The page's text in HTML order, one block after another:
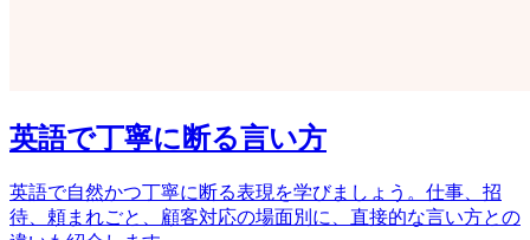
英語で丁寧に断る言い方
英語で自然かつ丁寧に断る表現を学びましょう。仕事、招
待、頼まれごと、顧客対応の場面別に、直接的な言い方との